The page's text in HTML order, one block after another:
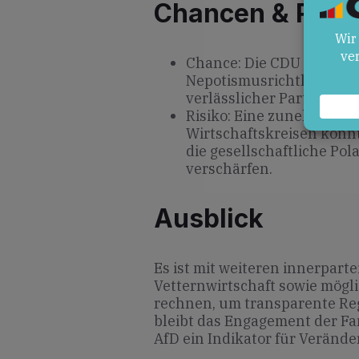
Chancen &
Chance: Die CDU kann
Nepotismusrichtlinien
verlässlicher Partner
Risiko: Eine
Wirtschaftskreisen
die gesellschaftliche
verschärfen.
Ausblick
Es ist mit weiteren
Vetternwirtschaft sowie
rechnen, um transparente
bleibt das Engagement der
AfD ein Indikator für